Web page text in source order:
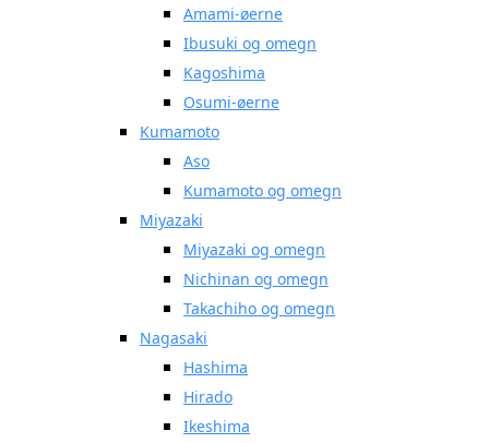
Amami-øerne
Ibusuki og omegn
Kagoshima
Osumi-øerne
Kumamoto
Aso
Kumamoto og omegn
Miyazaki
Miyazaki og omegn
Nichinan og omegn
Takachiho og omegn
Nagasaki
Hashima
Hirado
Ikeshima